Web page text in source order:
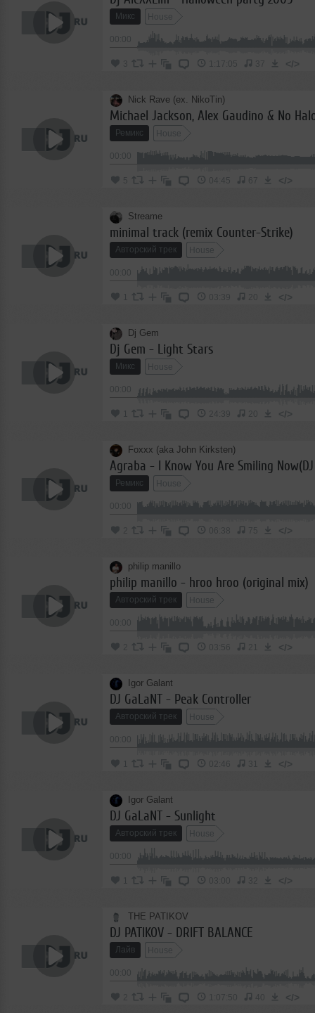
Микс House
3 1:17:05 37 </>
Nick Rave (ex. NikoTin)
Ремикс House
5 04:45 67 </>
Streame
minimal track (remix Counter-Strike)
Авторский трек House
03:39 20 </>
Dj Gem
Dj Gem - Light Stars
Микс House
24:39 20 </>
Foxxx (aka John Kirksten)
Ремикс House
2 06:38 75 </>
philip manillo
philip manillo - hroo hroo (original mix)
Авторский трек House
2 03:56 21 </>
Igor Galant
DJ GaLaNT - Peak Controller
Авторский трек House
02:46 31 </>
Igor Galant
DJ GaLaNT - Sunlight
Авторский трек House
03:00 32 </>
THE PATIKOV
DJ PATIKOV - DRIFT BALANCE
Лайв House
2 1:07:50 </>